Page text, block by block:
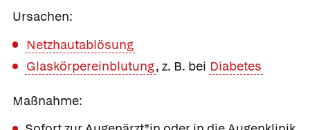
Ursachen:
Netzhautablösung
Glaskörpereinblutung, z. B. bei Diabetes
Maßnahme: